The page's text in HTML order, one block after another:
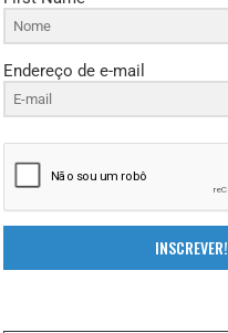
Endereço de e-mail
INSCREVER!